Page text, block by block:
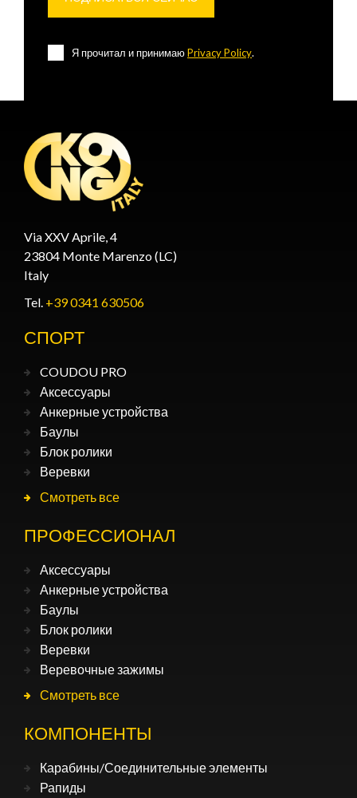
Я прочитал и принимаюPrivacy Policy.
Via XXV Aprile, 4
23804 Monte Marenzo (LC)
Italy
Tel. +39 0341 630506
СПОРТ
COUDOU PRO
Аксессуары
Анкерные устройства
Баулы
Блок ролики
Веревки
Смотреть все
ПРОФЕССИОНАЛ
Аксессуары
Анкерные устройства
Баулы
Блок ролики
Веревки
Веревочные зажимы
Смотреть все
КОМПОНЕНТЫ
Карабины/Соединительные элементы
Рапиды